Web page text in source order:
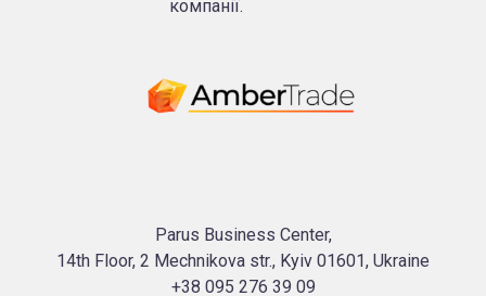
компанії.
Parus Business Center,
14th Floor, 2 Mechnikova str., Kyiv 01601, Ukraine
+38 095 276 39 09